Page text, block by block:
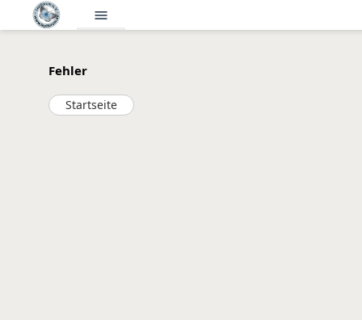
menu
Fehler
Startseite